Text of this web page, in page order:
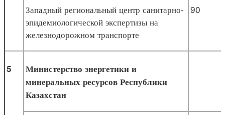
Западный региональный центр санитарно-
эпидемиологической экспертизы на
железнодорожном транспорте
90
5
Министерство энергетики и
минеральных ресурсов Республики
Казахстан